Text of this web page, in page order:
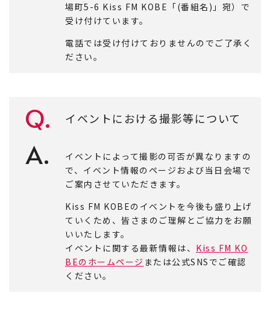
場町5-6 Kiss FM KOBE「(番組名)」宛）で
受け付けています。
電話では受け付けておりませんのでご了承く
ださい。
Q. イベントにおける撮影等について
A.
イベントによって撮影の可否が異なりますの
で、イベント情報のページおよび当日会場で
ご案内させていただきます。
Kiss FM KOBEのイベントを今後も盛り上げ
ていくため、皆さまのご理解とご協力をお願
いいたします。
イベントに関する最新情報は、 Kiss FM KO
BEのホームページ または公式SNSでご確認
ください。